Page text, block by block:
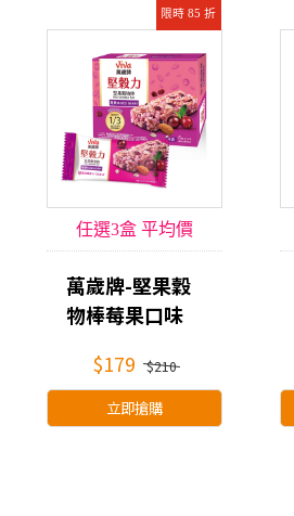
限時 85 折
任選3盒 平均價
$139
萬歲牌-堅果穀
物棒莓果口味
$179 $210
立即搶購